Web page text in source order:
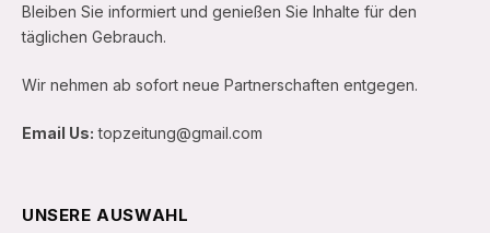
Bleiben Sie informiert und genießen Sie Inhalte für den
täglichen Gebrauch.
Wir nehmen ab sofort neue Partnerschaften entgegen.
Email Us: topzeitung@gmail.com
UNSERE AUSWAHL